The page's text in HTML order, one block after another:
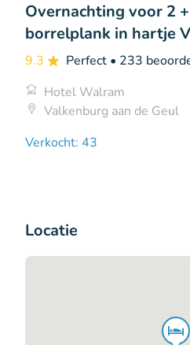
Overnachting voor 2
borrelplank in hartje
9.3 Perfect • 233
Hotel Walram
Valkenburg aan de Geul
Verkocht: 43
Locatie